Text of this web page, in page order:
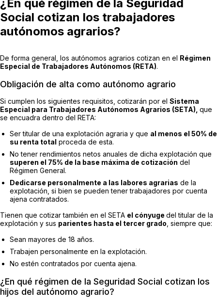
¿En qué régimen de la Seguridad
Social cotizan los trabajadores
autónomos agrarios?
De forma general, los autónomos agrarios cotizan en el Régimen
Especial de Trabajadores Autónomos (RETA).
Obligación de alta como autónomo agrario
Si cumplen los siguientes requisitos, cotizarán por el Sistema
Especial para Trabajadores Autónomos Agrarios (SETA), que
se encuadra dentro del RETA:
Ser titular de una explotación agraria y que al menos el 50% de
su renta total proceda de esta.
No tener rendimientos netos anuales de dicha explotación que
superen el 75% de la base máxima de cotización del
Régimen General.
Dedicarse personalmente a las labores agrarias de la
explotación, si bien se pueden tener trabajadores por cuenta
ajena contratados.
Tienen que cotizar también en el SETA el cónyuge del titular de la
explotación y sus parientes hasta el tercer grado , siempre que:
Sean mayores de 18 años.
Trabajen personalmente en la explotación.
No estén contratados por cuenta ajena.
¿En qué régimen de la Seguridad Social cotizan los
hijos del autónomo agrario?